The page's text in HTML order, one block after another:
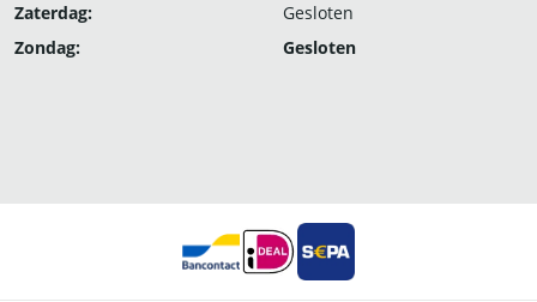
Zaterdag:
Gesloten
Zondag:
Gesloten